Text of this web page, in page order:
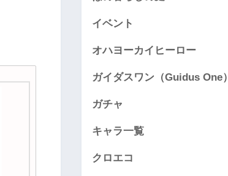
イベント
オハヨーカイヒーロー
ガイダスワン（Guidus One）
ガチャ
キャラ一覧
クロエコ